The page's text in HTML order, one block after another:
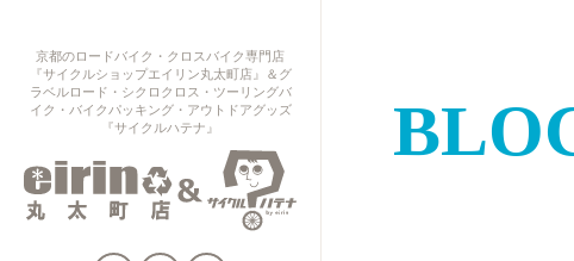
京都のロードバイク・クロスバイク専門店
『サイクルショップエイリン丸太町店』＆グ
ラベルロード・シクロクロス・ツーリングバ
イク・バイクパッキング・アウトドアグッズ
『サイクルハテナ』